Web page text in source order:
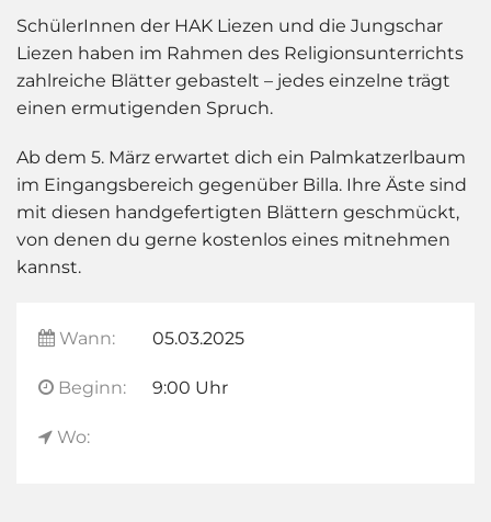
SchülerInnen der HAK Liezen und die Jungschar
Liezen haben im Rahmen des Religionsunterrichts
zahlreiche Blätter gebastelt – jedes einzelne trägt
einen ermutigenden Spruch.
Ab dem 5. März erwartet dich ein Palmkatzerlbaum
im Eingangsbereich gegenüber Billa. Ihre Äste sind
mit diesen handgefertigten Blättern geschmückt,
von denen du gerne kostenlos eines mitnehmen
kannst.
Wann: 05.03.2025
Beginn: 9:00 Uhr
Wo: